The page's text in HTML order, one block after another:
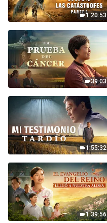
1:20:53
39:03
1:55:32
1:39:56